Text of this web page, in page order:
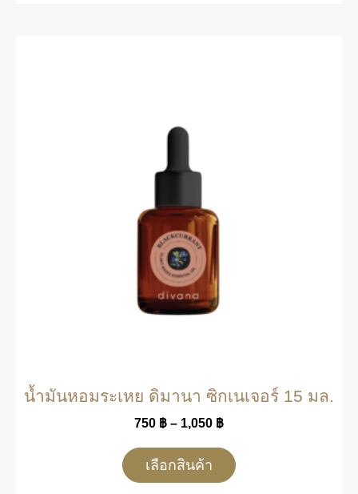
น้ำมันหอมระเหย ดิมานา ซิกเนเจอร์ 15 มล.
750 ฿ – 1,050 ฿
เลือกสินค้า